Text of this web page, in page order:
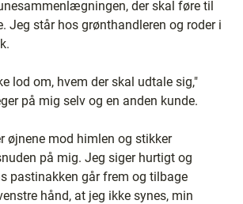
der skal føre til
Jeg står hos grønthandleren og roder i
lod om, hvem der skal udtale sig,"
på mig selv og en anden kunde.
øjnene mod himlen og stikker
på mig. Jeg siger hurtigt og
pastinakken går frem og tilbage
hånd, at jeg ikke synes, min